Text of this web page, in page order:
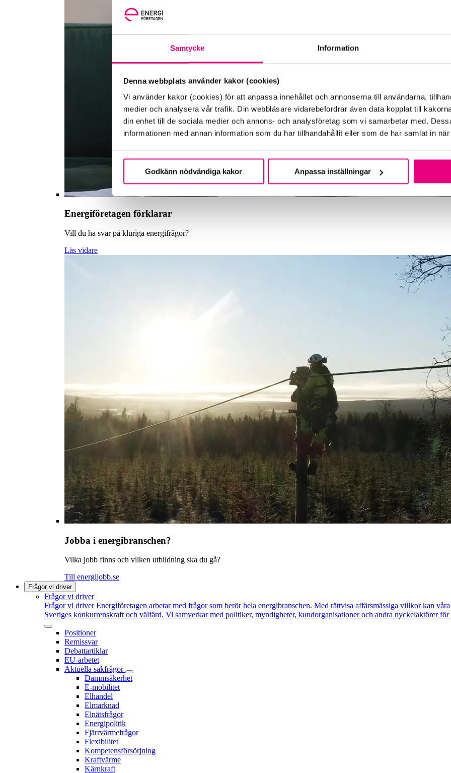
Samtycke Information
Denna webbplats använder kakor (cookies)
Vi använder kakor (cookies) för att anpassa innehållet och annonserna till användarna,
medier och analysera vår trafik. Din webbläsare vidarebefordrar även data kopplat till
din enhet till de sociala medier och annons- och analysföretag som vi samarbetar med.
informationen med annan information som du har tillhandahållit eller som de har samlat in
Godkänn nödvändiga kakor Anpassa inställningar
Energiföretagen förklarar
Vill du ha svar på kluriga energifrågor?
Läs vidare
Jobba i energibranschen?
Vilka jobb finns och vilken utbildning ska du gå?
Till energijobb.se
Frågor vi driver
Frågor vi driver
Frågor vi driver Energiföretagen arbetar med frågor som berör hela energibranschen. Med rättvisa affärsmässiga villkor kan
Sveriges konkurrenskraft och välfärd. Vi samverkar med politiker, myndigheter, kundorganisationer och andra nyckelaktörer
Positioner
Remissvar
Debattartiklar
EU-arbetet
Aktuella sakfrågor
Dammsäkerhet
E-mobilitet
Elhandel
Elmarknad
Elnätsfrågor
Energipolitik
Fjärrvärmefrågor
Flexibilitet
Kompetensförsörjning
Kraftvärme
Kärnkraft